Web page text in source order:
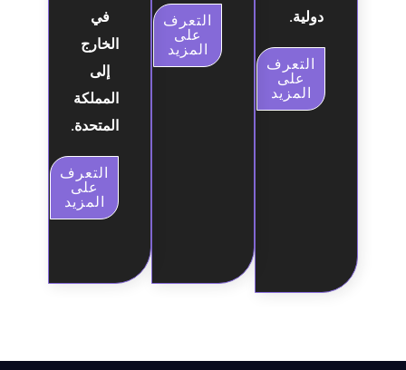
دولية.
التعرف
على
المزيد
التعرف
على
المزيد
في
الخارج
إلى
المملكة
المتحدة.
التعرف
على
المزيد